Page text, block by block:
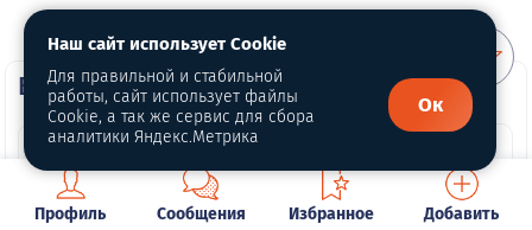
ВИП объявления
Профиль Сообщения Избранное Добавить
Наш сайт использует Cookie
Для правильной и стабильной
работы, сайт использует файлы
Cookie, а так же сервис для сбора
аналитики Яндекс.Метрика
Ок